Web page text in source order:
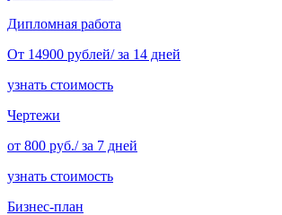
Дипломная работа
От 14900 рублей/ за 14 дней
узнать стоимость
Чертежи
от 800 руб./ за 7 дней
узнать стоимость
Бизнес-план